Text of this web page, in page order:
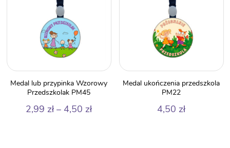
Medal lub przypinka Wzorowy
Przedszkolak PM45
2,99 zł – 4,50 złZakres
Medal ukończenia przedszkola
PM22
4,50 zł